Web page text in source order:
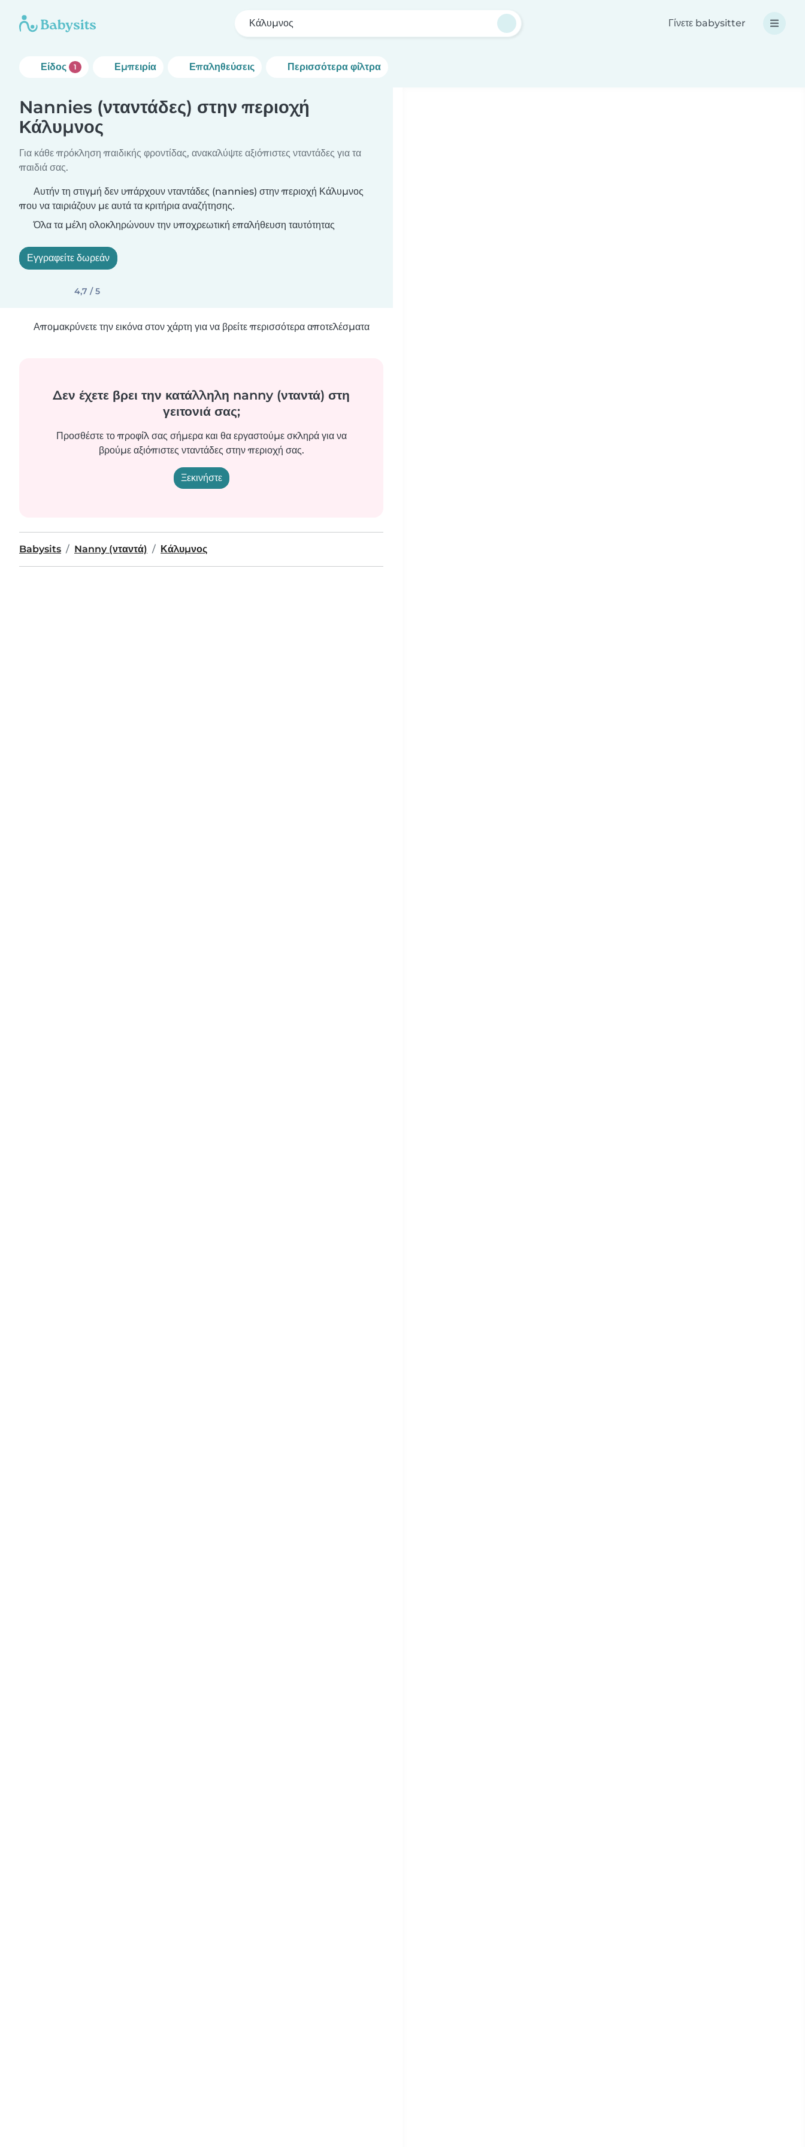
Κάλυμνος Γίνετε babysitter
Είδος 1 Εμπειρία Επαληθεύσεις Περισσότερα φίλτρα
Nannies (νταντάδες) στην περιοχή
Κάλυμνος
Για κάθε πρόκληση παιδικής φροντίδας, ανακαλύψτε αξιόπιστες νταντάδες για τα
παιδιά σας.
Αυτήν τη στιγμή δεν υπάρχουν νταντάδες (nannies) στην περιοχή Κάλυμνος
που να ταιριάζουν με αυτά τα κριτήρια αναζήτησης.
Όλα τα μέλη ολοκληρώνουν την υποχρεωτική επαλήθευση ταυτότητας
Εγγραφείτε δωρεάν
4,7 / 5
Απομακρύνετε την εικόνα στον χάρτη για να βρείτε περισσότερα αποτελέσματα
Δεν έχετε βρει την κατάλληλη nanny (νταντά) στη
γειτονιά σας;
Προσθέστε το προφίλ σας σήμερα και θα εργαστούμε σκληρά για να
βρούμε αξιόπιστες νταντάδες στην περιοχή σας.
Ξεκινήστε
Babysits Nanny (νταντά) Κάλυμνος